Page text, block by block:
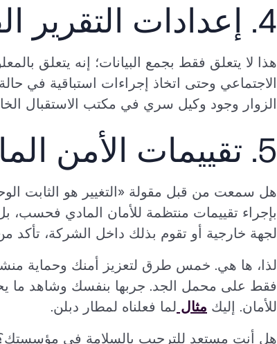
4. إعدادات التقرير القابلة للتخصيص والحماية
الزوار وجود وكيل سري في مكتب الاستقبال
5. تقييمات الأمن المادي العادية
هل سمعت من قبل مقولة «التغيير هو الثابت
بإجراء تقييمات منتظمة للأمان المادي فحسب،
لجهة خارجية أو تقوم بذلك داخل الشركة، تأكد
لذا، ها هي. خمس طرق لتعزيز أمنك وحماية
فقط على محمل الجد. جربها بنفسك وشاهد ما
للأمان. إليك مثال لما فعلناه لمطار دبلن.
هل أنت مستعد للترحيب بالسلامة في مؤسستك؟